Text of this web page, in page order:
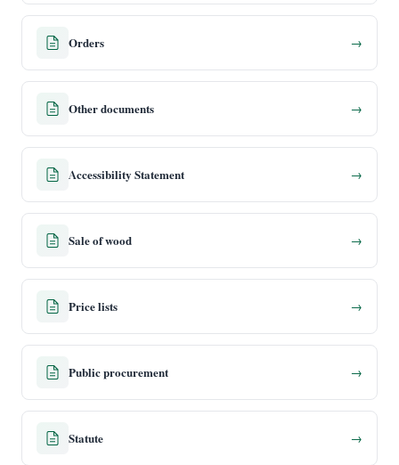
Orders →
Other documents →
Accessibility Statement →
Sale of wood →
Price lists →
Public procurement →
Statute →